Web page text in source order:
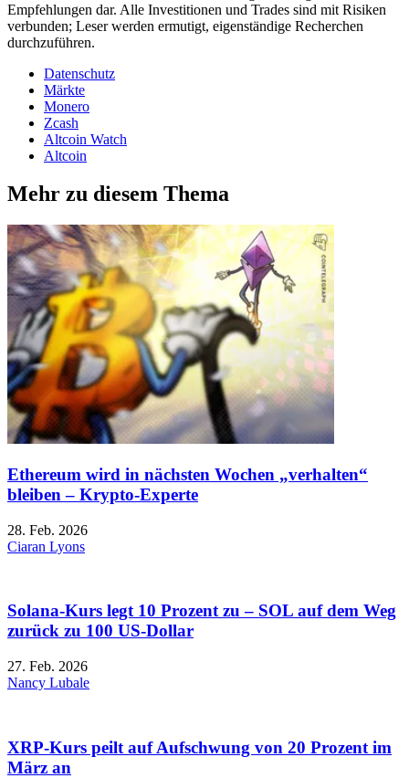
Empfehlungen dar. Alle Investitionen und Trades sind mit Risiken
verbunden; Leser werden ermutigt, eigenständige Recherchen
durchzuführen.
Datenschutz
Märkte
Monero
Zcash
Altcoin Watch
Altcoin
Mehr zu diesem Thema
Ethereum wird in nächsten Wochen „verhalten“
bleiben – Krypto-Experte
28. Feb. 2026
Ciaran Lyons
Solana-Kurs legt 10 Prozent zu – SOL auf dem Weg
zurück zu 100 US-Dollar
27. Feb. 2026
Nancy Lubale
XRP-Kurs peilt auf Aufschwung von 20 Prozent im
März an